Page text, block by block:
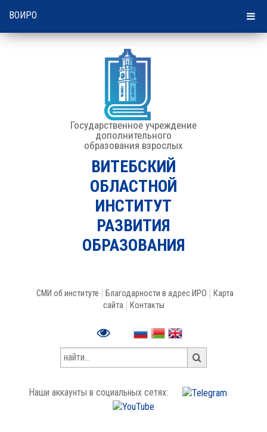
Государственное учреждение
дополнительного
образования взрослых
ВИТЕБСКИЙ
ОБЛАСТНОЙ
ИНСТИТУТ
РАЗВИТИЯ
ОБРАЗОВАНИЯ
СМИ об институте Благодарности в адрес ИРО
Карта
сайта
Контакты
Наши аккаунты в социальных сетях:
ВОИРО